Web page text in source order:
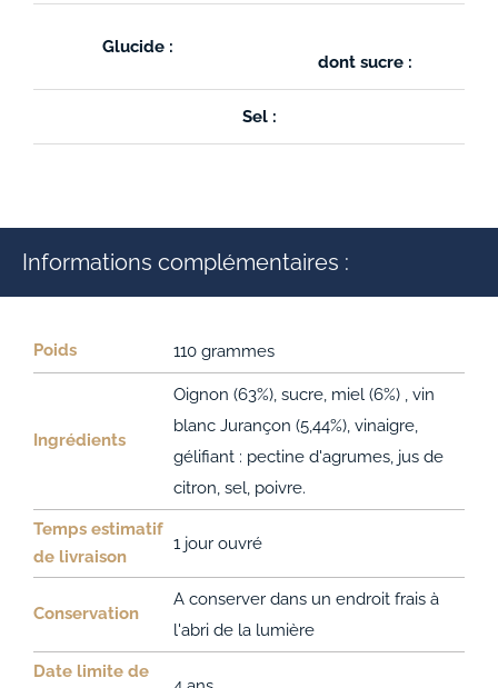
Glucide :
dont sucre :
Sel :
Informations complémentaires :
Poids 110 grammes
Ingrédients
Oignon (63%), sucre, miel (6%) , vin
blanc Jurançon (5,44%), vinaigre,
gélifiant : pectine d'agrumes, jus de
citron, sel, poivre.
Temps estimatif
de livraison
1 jour ouvré
Conservation
A conserver dans un endroit frais à
l'abri de la lumière
Date limite de